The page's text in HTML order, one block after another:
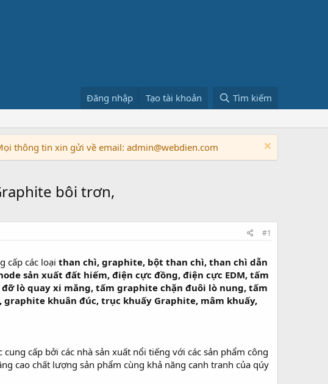
Đăng nhập Tạo tài khoản Tìm kiếm
thông tin xin gửi về email: admin@webdien.com
bôi trơn,
#1
cấp các loại than chì, graphite, bột than chì, than chì dẫn
sản xuất đất hiếm, điện cực đồng, điện cực EDM, tấm
lò quay xi măng, tấm graphite chặn đuôi lò nung, tấm
khuân đúc, trục khuấy Graphite, mâm khuấy,
cung cấp bởi các nhà sản xuất nổi tiếng với các sản phẩm công
cao chất lượng sản phẩm cùng khả năng canh tranh của qúy